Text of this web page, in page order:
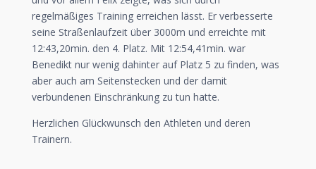
regelmäßiges Training erreichen lässt. Er verbesserte
seine Straßenlaufzeit über 3000m und erreichte mit
12:43,20min. den 4. Platz. Mit 12:54,41min. war
Benedikt nur wenig dahinter auf Platz 5 zu finden, was
aber auch am Seitenstecken und der damit
verbundenen Einschränkung zu tun hatte.
Herzlichen Glückwunsch den Athleten und deren
Trainern.